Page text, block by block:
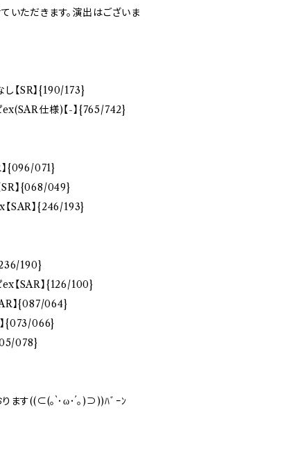
いただきます。演出はございま
し【SR】{190/173}
ex(SAR仕様)【-】{765/742}
】{096/071}
SR】{068/049}
【SAR】{246/193}
{236/190}
ex【SAR】{126/100}
】{087/064}
】{073/066}
078}
ります((⊂(｡`･ω･´｡)⊃))ﾊﾞｰﾝ